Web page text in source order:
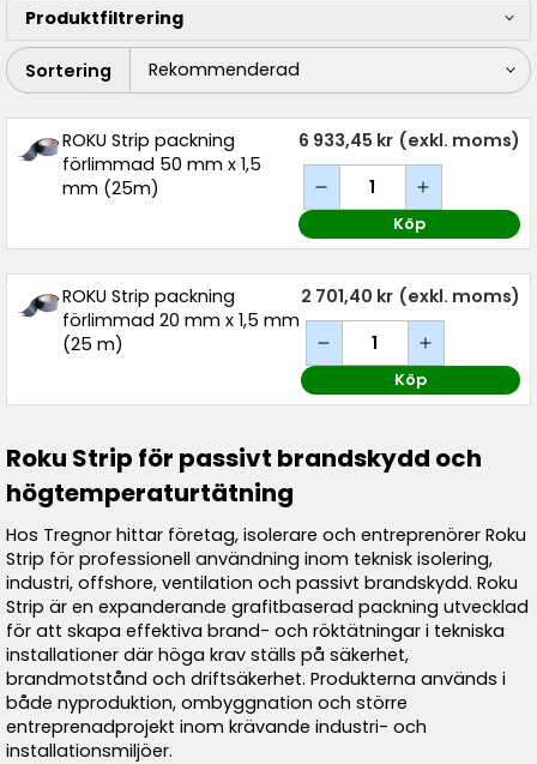
Produktfiltrering
Sortering
ROKU Strip packning
förlimmad 50 mm x 1,5
mm (25m)
6 933,45 kr (exkl. moms)
Köp
ROKU Strip packning
förlimmad 20 mm x 1,5 mm
(25 m)
2 701,40 kr (exkl. moms)
Köp
Roku Strip för passivt brandskydd och
högtemperaturtätning
Hos Tregnor hittar företag, isolerare och entreprenörer Roku
Strip för professionell användning inom teknisk isolering,
industri, offshore, ventilation och passivt brandskydd. Roku
Strip är en expanderande grafitbaserad packning utvecklad
för att skapa effektiva brand- och röktätningar i tekniska
installationer där höga krav ställs på säkerhet,
brandmotstånd och driftsäkerhet. Produkterna används i
både nyproduktion, ombyggnation och större
entreprenadprojekt inom krävande industri- och
installationsmiljöer.